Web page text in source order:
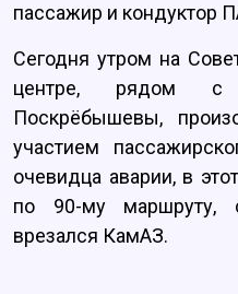
пассажир и кондуктор
Сегодня утром на
центре, рядом с
Поскрёбышевы,
участием
очевидца аварии, в
по 90-му маршруту,
врезался КамАЗ.